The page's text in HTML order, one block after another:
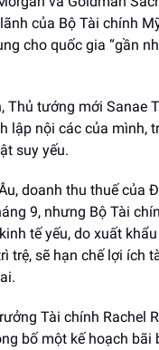
của Bộ Tài chính
cho quốc gia “gần
Thủ tướng mới Sanae
lập nội các của mình,
suy yếu.
doanh thu thuế của
9, nhưng Bộ Tài
tế yếu, do xuất
trệ, sẽ hạn chế lợi ích
Tài chính Rachel
bố một kế hoạch bãi